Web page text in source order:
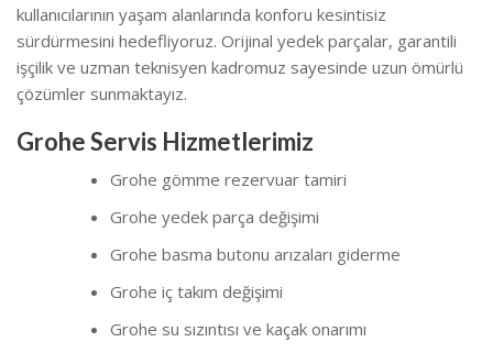
kullanıcılarının yaşam alanlarında konforu kesintisiz
sürdürmesini hedefliyoruz. Orijinal yedek parçalar, garantili
işçilik ve uzman teknisyen kadromuz sayesinde uzun ömürlü
çözümler sunmaktayız.
Grohe Servis Hizmetlerimiz
Grohe gömme rezervuar tamiri
Grohe yedek parça değişimi
Grohe basma butonu arızaları giderme
Grohe iç takım değişimi
Grohe su sızıntısı ve kaçak onarımı